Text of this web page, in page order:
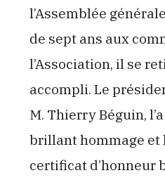
l’Assemblée
de sept ans aux
l’Association, il se
accompli. Le
M. Thierry Béguin,
brillant hommage et
certificat d’honneur